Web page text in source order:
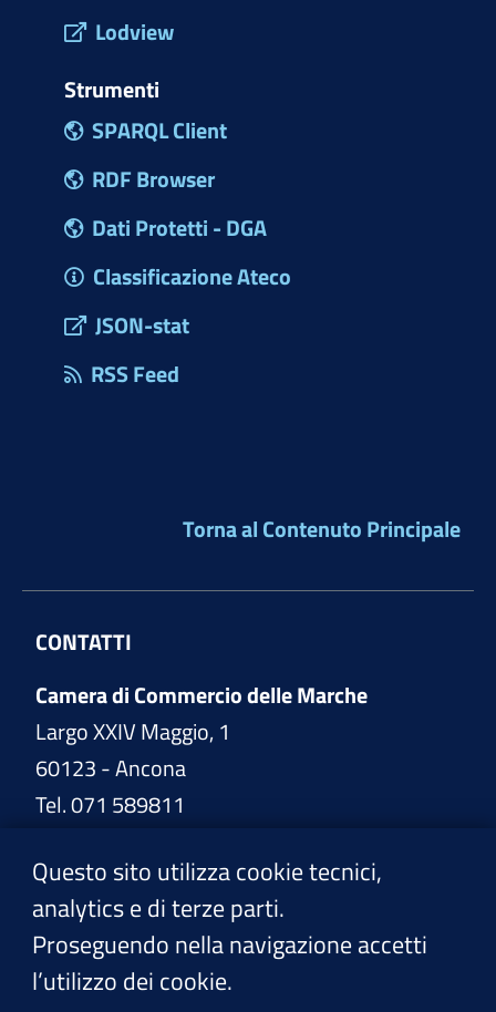
Lodview
Strumenti
SPARQL Client
RDF Browser
Dati Protetti - DGA
Classificazione Ateco
JSON-stat
RSS Feed
Torna al Contenuto Principale
CONTATTI
Camera di Commercio delle Marche
Largo XXIV Maggio, 1
60123 - Ancona
Tel. 071 589811
www.marche.camcom.it
PEC:cciaa@pec.marche.camcom.it
Questo sito utilizza cookie tecnici,
analytics e di terze parti.
Proseguendo nella navigazione accetti
l’utilizzo dei cookie.